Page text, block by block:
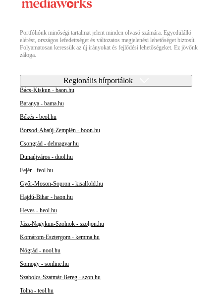
Portfóliónk minőségi tartalmat jelent minden olvasó számára. Egyedülálló
elérést, országos lefedettséget és változatos megjelenési lehetőséget biztosít.
Folyamatosan keressük az új irányokat és fejlődési lehetőségeket. Ez jövőnk
záloga.
Regionális hírportálok
Bács-Kiskun - baon.hu
Baranya - bama.hu
Békés - beol.hu
Borsod-Abaúj-Zemplén - boon.hu
Csongrád - delmagyar.hu
Dunaújváros - duol.hu
Fejér - feol.hu
Győr-Moson-Sopron - kisalfold.hu
Hajdú-Bihar - haon.hu
Heves - heol.hu
Jász-Nagykun-Szolnok - szoljon.hu
Komárom-Esztergom - kemma.hu
Nógrád - nool.hu
Somogy - sonline.hu
Szabolcs-Szatmár-Bereg - szon.hu
Tolna - teol.hu